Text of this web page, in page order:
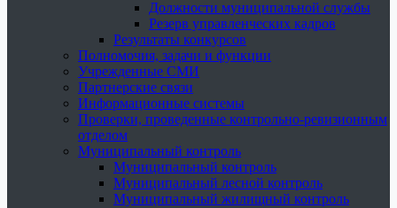
Должности муниципальной службы
Резерв управленческих кадров
Результаты конкурсов
Полномочия, задачи и функции
Учрежденные СМИ
Партнерские связи
Информационные системы
Проверки, проведенные контрольно-ревизионным
отделом
Муниципальный контроль
Муниципальный контроль
Муниципальный лесной контроль
Муниципальный жилищный контроль